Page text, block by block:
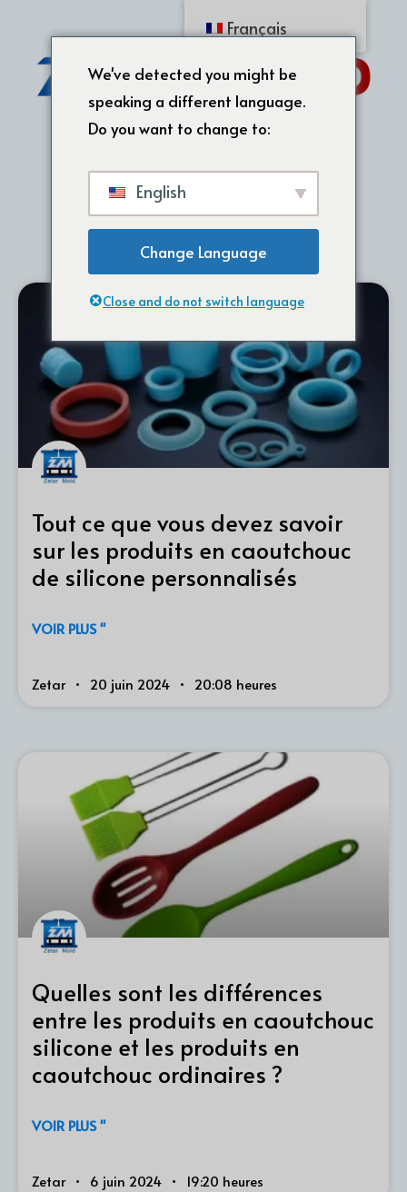
Tout ce que vous devez savoir
sur les produits en caoutchouc
de silicone personnalisés
VOIR PLUS "
Zetar 20 juin 2024 20:08 heures
Quelles sont les différences
entre les produits en caoutchouc
silicone et les produits en
caoutchouc ordinaires ?
VOIR PLUS "
Zetar 6 juin 2024 19:20 heures
Français
We've detected you might be
speaking a different language.
Do you want to change to:
English
Change Language
Close and do not switch language